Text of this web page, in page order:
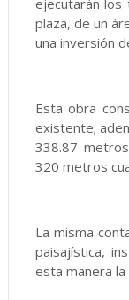
ejecutarán los
plaza, de un
una inversión
Esta obra
existente;
338.87
320 metros
La misma
paisajística,
esta manera